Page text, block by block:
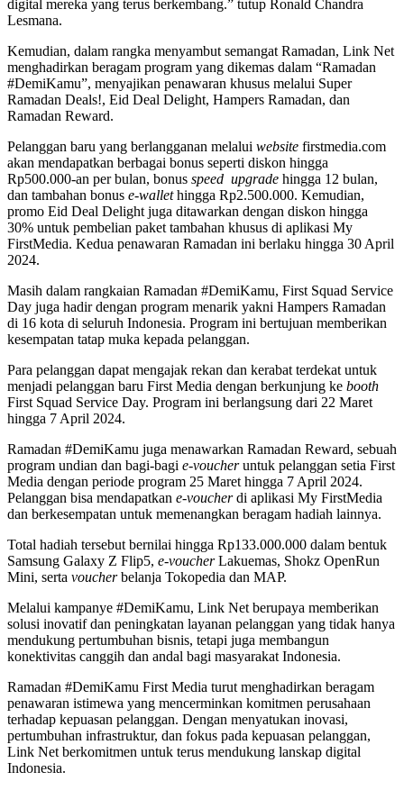
digital mereka yang terus berkembang.” tutup Ronald Chandra
Lesmana.
Kemudian, dalam rangka menyambut semangat Ramadan, Link Net
menghadirkan beragam program yang dikemas dalam “Ramadan
#DemiKamu”, menyajikan penawaran khusus melalui Super
Ramadan Deals!, Eid Deal Delight, Hampers Ramadan, dan
Ramadan Reward.
Pelanggan baru yang berlangganan melalui website firstmedia.com
akan mendapatkan berbagai bonus seperti diskon hingga
Rp500.000-an per bulan, bonus speed upgrade hingga 12 bulan,
dan tambahan bonus e-wallethingga Rp2.500.000. Kemudian,
promo Eid Deal Delight juga ditawarkan dengan diskon hingga
30% untuk pembelian paket tambahan khusus di aplikasi My
FirstMedia. Kedua penawaran Ramadan ini berlaku hingga 30 April
2024.
Masih dalam rangkaian Ramadan #DemiKamu, First Squad Service
Day juga hadir dengan program menarik yakni Hampers Ramadan
di 16 kota di seluruh Indonesia. Program ini bertujuan memberikan
kesempatan tatap muka kepada pelanggan.
Para pelanggan dapat mengajak rekan dan kerabat terdekat untuk
menjadi pelanggan baru First Media dengan berkunjung ke booth
First Squad Service Day. Program ini berlangsung dari 22 Maret
hingga 7 April 2024.
Ramadan #DemiKamu juga menawarkan Ramadan Reward, sebuah
program undian dan bagi-bagi e-voucheruntuk pelanggan setia First
Media dengan periode program 25 Maret hingga 7 April 2024.
Pelanggan bisa mendapatkan e-voucherdi aplikasi My FirstMedia
dan berkesempatan untuk memenangkan beragam hadiah lainnya.
Total hadiah tersebut bernilai hingga Rp133.000.000 dalam bentuk
Samsung Galaxy Z Flip5, e-voucherLakuemas, Shokz OpenRun
Mini, serta voucherbelanja Tokopedia dan MAP.
Melalui kampanye #DemiKamu, Link Net berupaya memberikan
solusi inovatif dan peningkatan layanan pelanggan yang tidak hanya
mendukung pertumbuhan bisnis, tetapi juga membangun
konektivitas canggih dan andal bagi masyarakat Indonesia.
Ramadan #DemiKamu First Media turut menghadirkan beragam
penawaran istimewa yang mencerminkan komitmen perusahaan
terhadap kepuasan pelanggan. Dengan menyatukan inovasi,
pertumbuhan infrastruktur, dan fokus pada kepuasan pelanggan,
Link Net berkomitmen untuk terus mendukung lanskap digital
Indonesia.